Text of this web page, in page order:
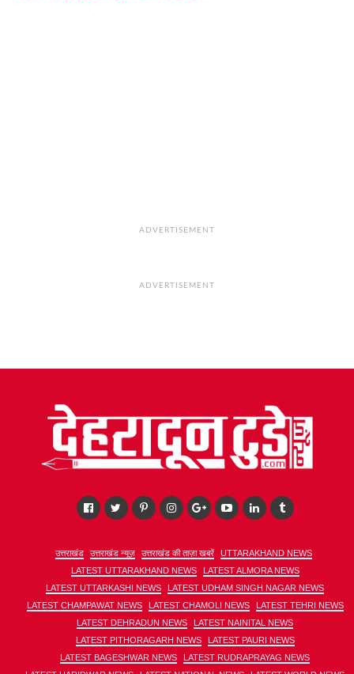
ADVERTISEMENT
ADVERTISEMENT
उत्तराखंड उत्तराखंड न्यूज़ उत्तराखंड की ताज़ा खबरें
UTTARAKHAND NEWS
LATEST UTTARAKHAND NEWS
LATEST ALMORA NEWS
LATEST UTTARKASHI NEWS
LATEST UDHAM SINGH NAGAR NEWS
LATEST CHAMPAWAT NEWS
LATEST CHAMOLI NEWS
LATEST TEHRI NEWS
LATEST DEHRADUN NEWS
LATEST NAINITAL NEWS
LATEST PITHORAGARH NEWS
LATEST PAURI NEWS
LATEST BAGESHWAR NEWS
LATEST RUDRAPRAYAG NEWS